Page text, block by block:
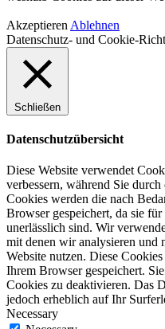
Akzeptieren Ablehnen
Datenschutz- und Cookie-
Schließen
Datenschutzübersicht
Diese Website verwendet
verbessern, während Sie
Cookies werden die nach
Browser gespeichert, da sie
unerlässlich sind. Wir
mit denen wir analysieren und
Website nutzen. Diese
Ihrem Browser gespeichert.
Cookies zu deaktivieren. Das
jedoch erheblich auf Ihr
Necessary